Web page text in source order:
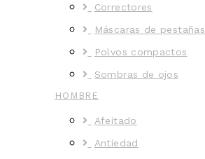
Correctores
Máscaras de pestañas
Polvos compactos
Sombras de ojos
HOMBRE
Afeitado
Antiedad